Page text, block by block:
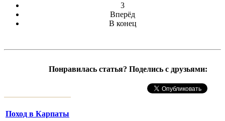
3
Вперёд
В конец
Понравилась статья? Поделись с друзьями:
Поход в Карпаты